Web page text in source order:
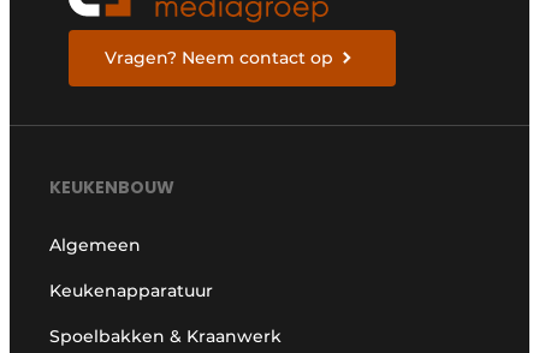
Vragen? Neem contact op
KEUKENBOUW
Algemeen
Keukenapparatuur
Spoelbakken & Kraanwerk